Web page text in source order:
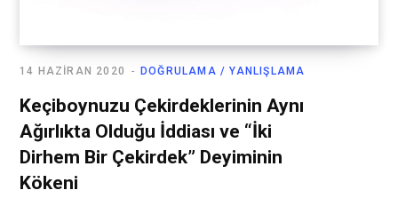
DOĞRULAMA / YANLIŞLAMA
14 HAZIRAN 2020
Keçiboynuzu Çekirdeklerinin Aynı
Ağırlıkta Olduğu İddiası ve “İki
Dirhem Bir Çekirdek” Deyiminin
Kökeni